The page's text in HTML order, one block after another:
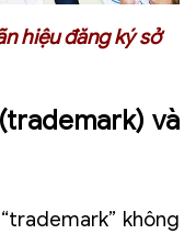
hiệu đăng ký sở
và
không